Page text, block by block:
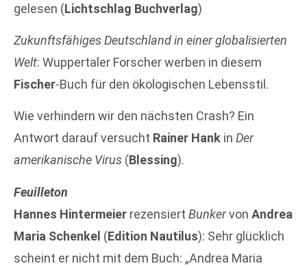
gelesen (Lichtschlag Buchverlag)
Zukunftsfähiges Deutschland in einer globalisierten
Welt: Wuppertaler Forscher werben in diesem
Fischer-Buch für den ökologischen Lebensstil.
Wie verhindern wir den nächsten Crash? Ein
Antwort darauf versucht Rainer Hank in Der
amerikanische Virus (Blessing).
Feuilleton
Hannes Hintermeier rezensiert Bunkervon Andrea
Maria Schenkel (Edition Nautilus): Sehr glücklich
scheint er nicht mit dem Buch: „Andrea Maria